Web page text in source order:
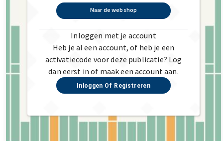
Naar de webshop
Inloggen met je account
Heb je al een account, of heb je een
activatiecode voor deze publicatie? Log
dan eerst in of maak een account aan.
Inloggen Of Registreren